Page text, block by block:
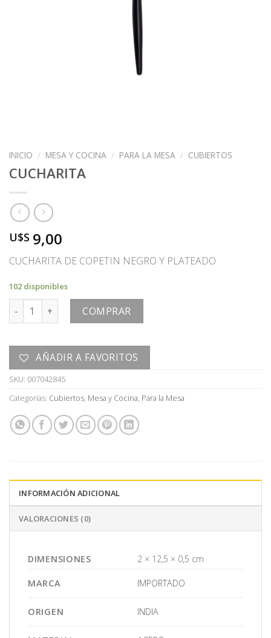
INICIO / MESA Y COCINA / PARA LA MESA / CUBIERTOS
CUCHARITA
U$S 9,00
CUCHARITA DE COPETIN NEGRO Y PLATEADO
102 disponibles
CUCHARITA cantidadCOMPRAR
AÑADIR A FAVORITOS
SKU: 007042845
Categorías: Cubiertos, Mesa y Cocina, Para la Mesa
INFORMACIÓN ADICIONAL
VALORACIONES (0)
DIMENSIONES 2 × 12,5 × 0,5 cm
MARCA IMPORTADO
ORIGEN INDIA